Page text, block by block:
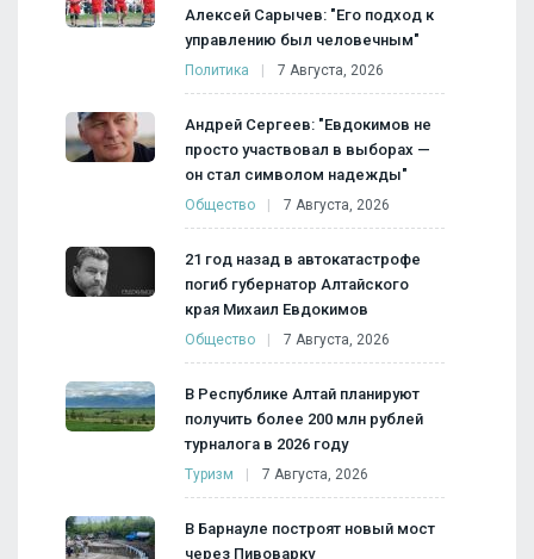
Алексей Сарычев: "Его подход к
управлению был человечным"
Политика 7 Августа, 2026
Андрей Сергеев: "Евдокимов не
просто участвовал в выборах —
он стал символом надежды"
Общество 7 Августа, 2026
21 год назад в автокатастрофе
погиб губернатор Алтайского
края Михаил Евдокимов
Общество 7 Августа, 2026
В Республике Алтай планируют
получить более 200 млн рублей
турналога в 2026 году
Туризм 7 Августа, 2026
В Барнауле построят новый мост
через Пивоварку